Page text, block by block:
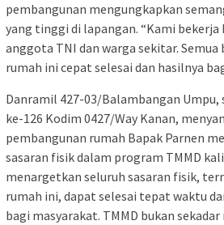
pembangunan mengungkapkan
yang tinggi di lapangan. “Kami bekerja
anggota TNI dan warga sekitar.
rumah ini cepat selesai dan hasilnya
Danramil 427-03/Balambangan Umpu,
ke-126 Kodim 0427/Way Kanan,
pembangunan rumah Bapak Parnen
sasaran fisik dalam program TMMD
menargetkan seluruh sasaran fisik,
rumah ini, dapat selesai tepat waktu
bagi masyarakat. TMMD bukan